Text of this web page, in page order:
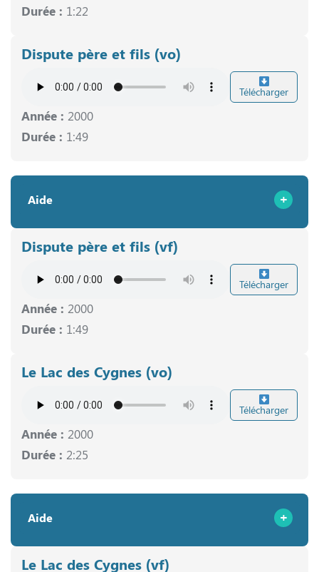
Durée : 1:22
Dispute père et fils (vo)
Télécharger
Année : 2000
Durée : 1:49
Aide
Dispute père et fils (vf)
Télécharger
Année : 2000
Durée : 1:49
Le Lac des Cygnes (vo)
Télécharger
Année : 2000
Durée : 2:25
Aide
Le Lac des Cygnes (vf)